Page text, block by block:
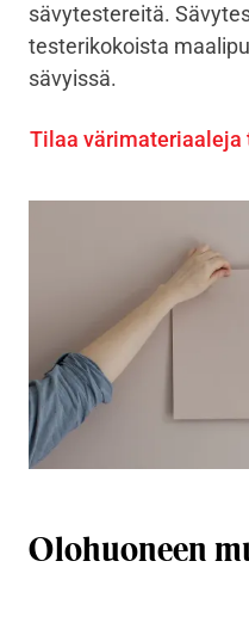
sävytestereitä.
testerikokoista
sävyissä.
Tilaa värimateriaaleja
Olohuoneen